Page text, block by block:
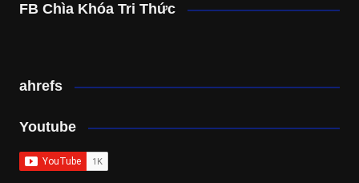
FB Chìa Khóa Tri Thức
ahrefs
Youtube